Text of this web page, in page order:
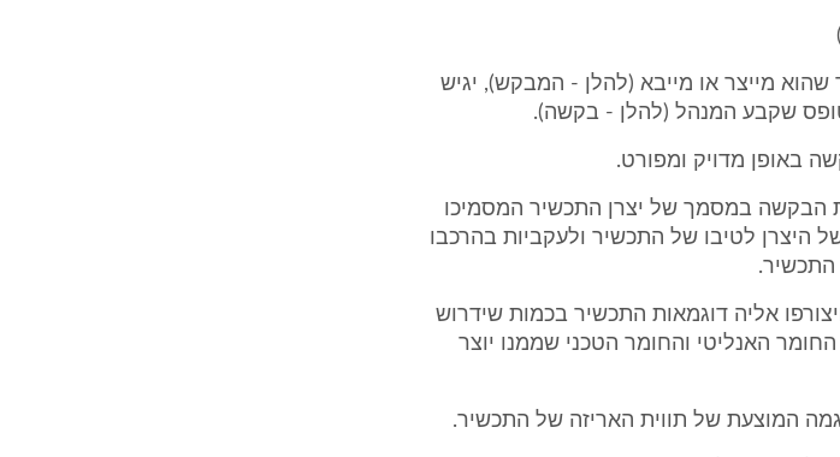
מייצר או מייבא (להלן - המבקש), יגיש
שקבע המנהל (להלן - בקשה).
באופן מדויק ומפורט.
הבקשה במסמך של יצרן התכשיר המסמיכו
היצרן לטיבו של התכשיר ולעקביות בהרכבו
התכשיר.
אליה דוגמאות התכשיר בכמות שידרוש
האנליטי והחומר הטכני שממנו יוצר
המוצעת של תווית האריזה של התכשיר.